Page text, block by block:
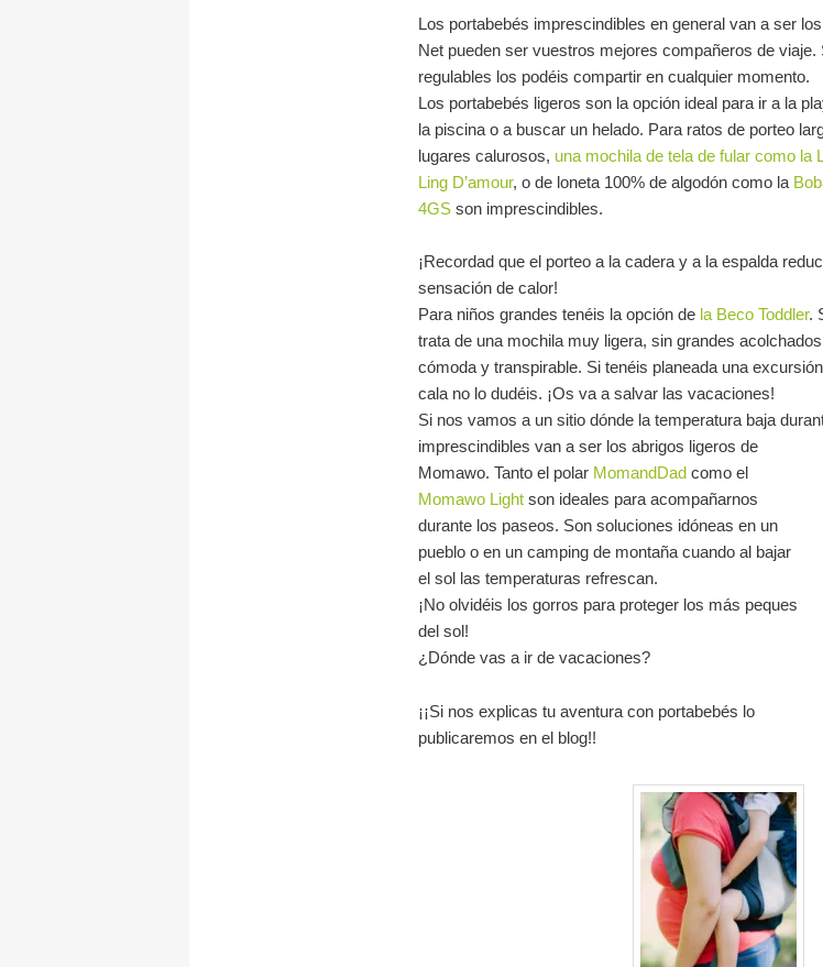
Los portabebés imprescindibles en general van a ser
Net pueden ser vuestros mejores compañeros de
regulables los podéis compartir en cualquier momento.
Los portabebés ligeros son la opción ideal para ir a la
la piscina o a buscar un helado. Para ratos de porteo
lugares calurosos, una mochila de tela de fular como la
Ling D’amour, o de loneta 100% de algodón como la
4GSson imprescindibles.
¡Recordad que el porteo a la cadera y a la espalda
sensación de calor!
Para niños grandes tenéis la opción de la Beco Toddler.
trata de una mochila muy ligera, sin grandes
cómoda y transpirable. Si tenéis planeada una
cala no lo dudéis. ¡Os va a salvar las vacaciones!
Si nos vamos a un sitio dónde la temperatura baja
imprescindibles van a ser los abrigos ligeros de
Momawo. Tanto el polar MomandDadcomo el
Momawo Lightson ideales para acompañarnos
durante los paseos. Son soluciones idóneas en un
pueblo o en un camping de montaña cuando al bajar
el sol las temperaturas refrescan.
¡No olvidéis los gorros para proteger los más peques
del sol!
¿Dónde vas a ir de vacaciones?
¡¡Si nos explicas tu aventura con portabebés lo
publicaremos en el blog!!